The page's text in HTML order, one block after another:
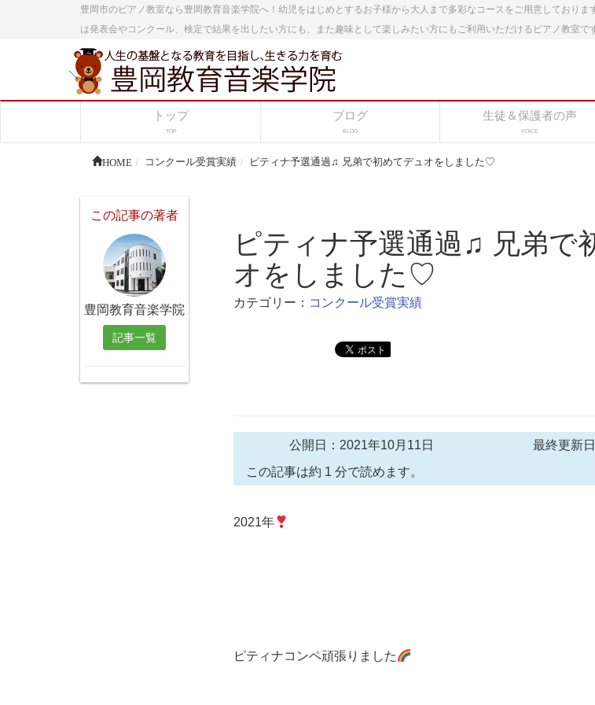
豊岡市のピアノ教室なら豊岡教育音楽学院へ！幼児をはじめとするお子様から大人まで多彩なコースをご用意しており
は発表会やコンクール、検定で結果を出したい方にも、また趣味として楽しみたい方にもご利用いただけるピアノ教室で
トップ
TOP
ブログ
BLOG
生徒＆保護者の声
VOICE
HOME コンクール受賞実績 ピティナ予選通過♫ 兄弟で初めてデュオをしました♡
ピティナ予選通過♫ 兄弟で
オをしました♡
カテゴリー： コンクール受賞実績
公開日：2021年10月11日
最終更新
この記事は約 1 分で読めます。
2021年
ピティナコンペ頑張りました
この記事の著者
豊岡教育音楽学院
記事一覧